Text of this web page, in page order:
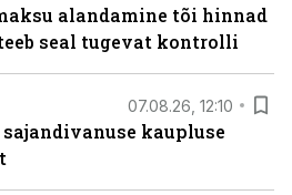
alandamine tõi hinnad
seal tugevat kontrolli
07.08.26, 12:10
kaupluse